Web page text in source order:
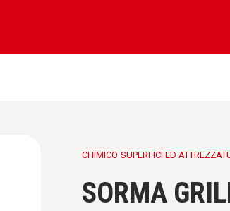
CHIMICO SUPERFICI ED
SORMA